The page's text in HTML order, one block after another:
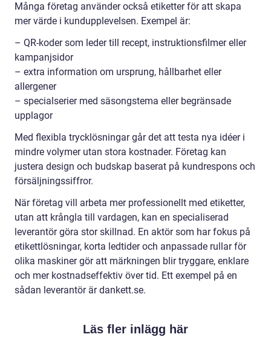
Många företag använder också etiketter för att skapa
mer värde i kundupplevelsen. Exempel är:
– QR-koder som leder till recept, instruktionsfilmer eller
kampanjsidor
– extra information om ursprung, hållbarhet eller
allergener
– specialserier med säsongstema eller begränsade
upplagor
Med flexibla trycklösningar går det att testa nya idéer i
mindre volymer utan stora kostnader. Företag kan
justera design och budskap baserat på kundrespons och
försäljningssiffror.
När företag vill arbeta mer professionellt med etiketter,
utan att krångla till vardagen, kan en specialiserad
leverantör göra stor skillnad. En aktör som har fokus på
etikettlösningar, korta ledtider och anpassade rullar för
olika maskiner gör att märkningen blir tryggare, enklare
och mer kostnadseffektiv över tid. Ett exempel på en
sådan leverantör är dankett.se.
Läs fler inlägg här